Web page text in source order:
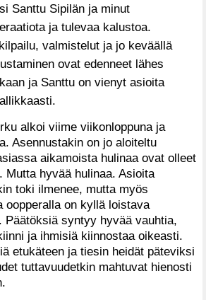
Santtu Sipilän ja minut
ja tulevaa kalustoa.
valmistelut ja jo keväällä
ovat edenneet lähes
ja Santtu on vienyt asioita
alkoi viime viikonloppuna ja
Asennustakin on jo aloiteltu
aikamoista hulinaa ovat olleet
Mutta hyvää hulinaa. Asioita
toki ilmenee, mutta myös
oopperalla on kyllä loistava
Päätöksiä syntyy hyvää vauhtia,
ja ihmisiä kiinnostaa oikeasti.
etukäteen ja tiesin heidät päteviksi
tuttavuudetkin mahtuvat hienosti